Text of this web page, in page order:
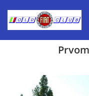
Inzerce prodej